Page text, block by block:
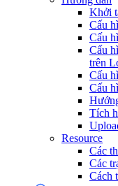
Khởi
Cấu
Cấu
Cấu
trên
Cấu
Cấu
Tích
Resource
Các
Các
Cách